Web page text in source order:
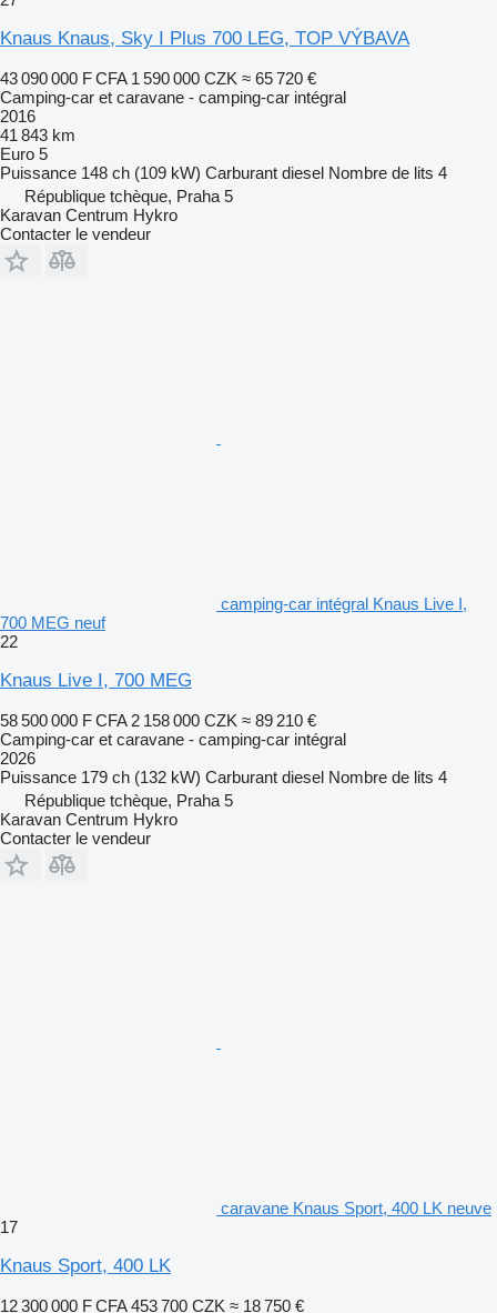
Knaus Knaus, Sky I Plus 700 LEG, TOP VÝBAVA
43 090 000 F CFA 1 590 000 CZK ≈ 65 720 €
Camping-car et caravane - camping‐car intégral
2016
41 843 km
Euro 5
Puissance 148 ch (109 kW) Carburant diesel Nombre de lits 4
République tchèque, Praha 5
Karavan Centrum Hykro
Contacter le vendeur
camping‐car intégral Knaus Live I,
700 MEG neuf
22
Knaus Live I, 700 MEG
58 500 000 F CFA 2 158 000 CZK ≈ 89 210 €
Camping-car et caravane - camping‐car intégral
2026
Puissance 179 ch (132 kW) Carburant diesel Nombre de lits 4
République tchèque, Praha 5
Karavan Centrum Hykro
Contacter le vendeur
caravane Knaus Sport, 400 LK neuve
17
Knaus Sport, 400 LK
12 300 000 F CFA 453 700 CZK ≈ 18 750 €